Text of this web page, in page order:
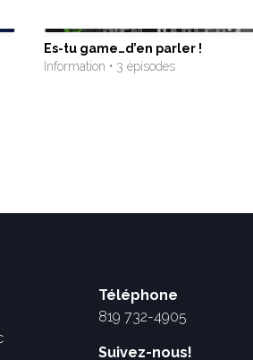
Es-tu game…d’en parler !
Information • 3 épisodes
Téléphone
819 732-4905
Suivez-nous!